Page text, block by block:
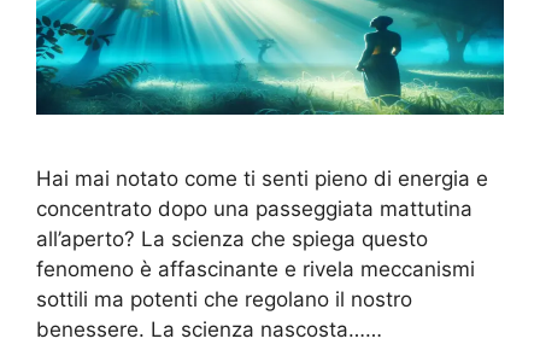
Hai mai notato come ti senti pieno di energia e
concentrato dopo una passeggiata mattutina
all’aperto? La scienza che spiega questo
fenomeno è affascinante e rivela meccanismi
sottili ma potenti che regolano il nostro
benessere. La scienza nascosta……